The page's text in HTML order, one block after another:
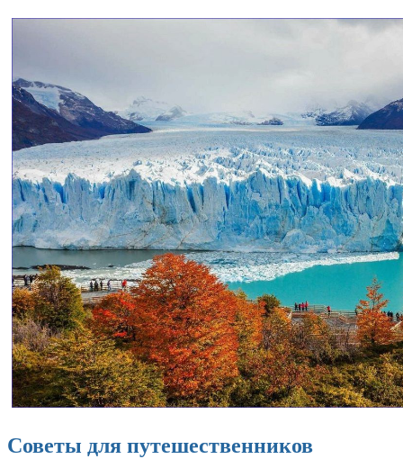
Советы для путешественников